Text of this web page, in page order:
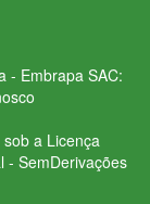
- Embrapa SAC:
a Licença
- SemDerivações